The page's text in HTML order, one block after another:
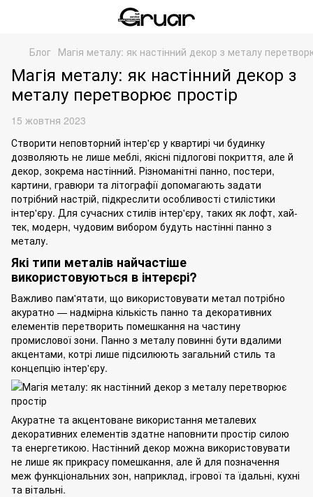
Блог Магія металу: як настінний декор з металу
Магія металу: як настінний декор з
металу перетворює простір
15 жовтня 2023
Створити неповторний інтер'єр у квартирі чи будинку
дозволяють не лише меблі, якісні підлогові покриття, але й
декор, зокрема настінний. Різноманітні панно, постери,
картини, гравюри та літографії допомагають задати
потрібний настрій, підкреслити особливості стилістики
інтер'єру. Для сучасних стилів інтер'єру, таких як лофт, хай-
тек, модерн, чудовим вибором будуть настінні панно з
металу.
Які типи металів найчастіше
використовуються в інтерєрі?
Важливо пам'ятати, що використовувати метал потрібно
акуратно — надмірна кількість панно та декоративних
елементів перетворить помешкання на частину
промислової зони. Панно з металу повинні бути вдалими
акцентами, котрі лише підсилюють загальний стиль та
концепцію інтер'єру.
Акуратне та акцентоване використання металевих
декоративних елементів здатне наповнити простір силою
та енергетикою. Настінний декор можна використовувати
не лише як прикрасу помешкання, але й для позначення
меж функціональних зон, наприклад, ігрової та їдальні, кухні
та вітальні.